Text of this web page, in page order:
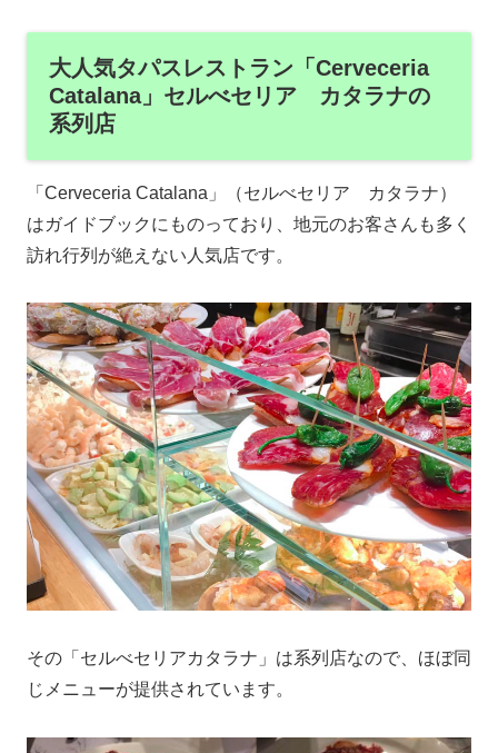
大人気タパスレストラン「Cerveceria
Catalana」セルべセリア カタラナの
系列店
「Cerveceria Catalana」（セルべセリア カタラナ）
はガイドブックにものっており、地元のお客さんも多く
訪れ行列が絶えない人気店です。
その「セルべセリアカタラナ」は系列店なので、ほぼ同
じメニューが提供されています。